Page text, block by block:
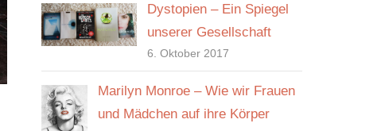
Dystopien – Ein Spiegel
unserer Gesellschaft
6. Oktober 2017
Marilyn Monroe – Wie wir Frauen
und Mädchen auf ihre Körper